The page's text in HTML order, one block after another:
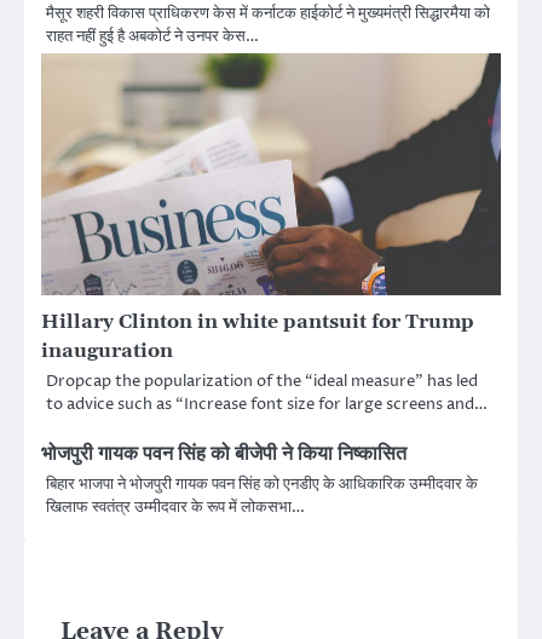
मैसूर शहरी विकास प्राधिकरण केस में कर्नाटक हाईकोर्ट ने मुख्यमंत्री सिद्धारमैया को
राहत नहीं हुई है अबकोर्ट ने उनपर केस…
Hillary Clinton in white pantsuit for Trump
inauguration
Dropcap the popularization of the “ideal measure” has led
to advice such as “Increase font size for large screens and…
भोजपुरी गायक पवन सिंह को बीजेपी ने किया निष्कासित
बिहार भाजपा ने भोजपुरी गायक पवन सिंह को एनडीए के आधिकारिक उम्मीदवार के
खिलाफ स्वतंत्र उम्मीदवार के रूप में लोकसभा…
Leave a Reply